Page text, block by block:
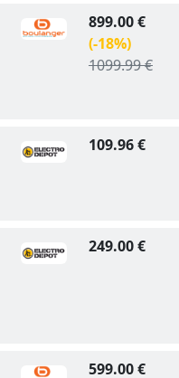
899.00 €
(-18%)
1099.99 €
109.96 €
249.00 €
599.00 €